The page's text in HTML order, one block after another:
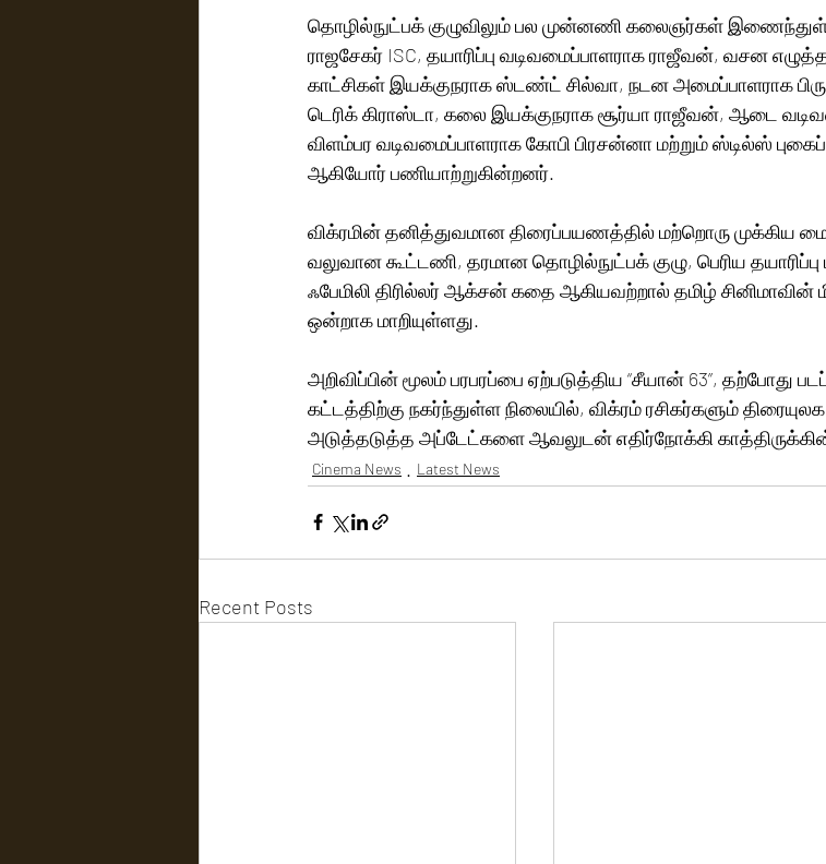
தொழில்நுட்பக் குழுவிலும் பல முன்னணி கலைஞர்கள்
ராஜசேகர் ISC, தயாரிப்பு வடிவமைப்பாளராக ராஜீவன், வசன
காட்சிகள் இயக்குநராக ஸ்டண்ட் சில்வா, நடன அமைப்பாளராக
டெரிக் கிராஸ்டா, கலை இயக்குநராக சூர்யா ராஜீவன், ஆடை
விளம்பர வடிவமைப்பாளராக கோபி பிரசன்னா மற்றும் ஸ்டில்ஸ்
ஆகியோர் பணியாற்றுகின்றனர்.
விக்ரமின் தனித்துவமான திரைப்பயணத்தில் மற்றொரு முக்கிய
வலுவான கூட்டணி, தரமான தொழில்நுட்பக் குழு, பெரிய
ஃபேமிலி திரில்லர் ஆக்சன் கதை ஆகியவற்றால் தமிழ் சினிமாவின்
ஒன்றாக மாறியுள்ளது.
அறிவிப்பின் மூலம் பரபரப்பை ஏற்படுத்திய “சீயான் 63”, தற்போது
கட்டத்திற்கு நகர்ந்துள்ள நிலையில், விக்ரம் ரசிகர்களும்
அடுத்தடுத்த அப்டேட்களை ஆவலுடன் எதிர்நோக்கி
Cinema News Latest News
Recent Posts